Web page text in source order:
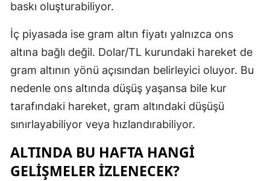
baskı oluşturabiliyor.
İç piyasada ise gram altın fiyatı yalnızca ons
altına bağlı değil. Dolar/TL kurundaki hareket de
gram altının yönü açısından belirleyici oluyor. Bu
nedenle ons altında düşüş yaşansa bile kur
tarafındaki hareket, gram altındaki düşüşü
sınırlayabiliyor veya hızlandırabiliyor.
ALTINDA BU HAFTA HANGI
GELIŞMELER IZLENECEK?